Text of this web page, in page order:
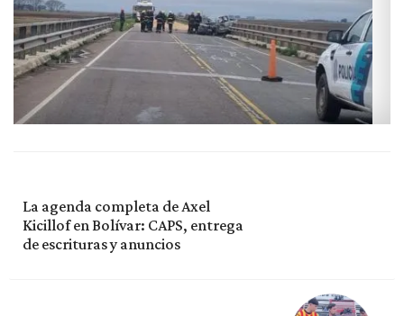
La agenda completa de Axel
Kicillof en Bolívar: CAPS, entrega
de escrituras y anuncios